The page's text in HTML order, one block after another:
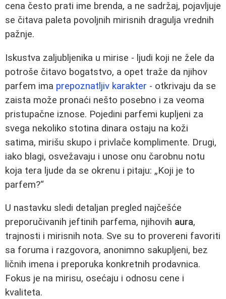
cena često prati ime brenda, a ne sadržaj, pojavljuje
se čitava paleta povoljnih mirisnih dragulja vrednih
pažnje.
Iskustva zaljubljenika u mirise - ljudi koji ne žele da
potroše čitavo bogatstvo, a opet traže da njihov
parfem ima prepoznatljiv karakter - otkrivaju da se
zaista može pronaći nešto posebno i za veoma
pristupačne iznose. Pojedini parfemi kupljeni za
svega nekoliko stotina dinara ostaju na koži
satima, mirišu skupo i privlače komplimente. Drugi,
iako blagi, osvežavaju i unose onu čarobnu notu
koja tera ljude da se okrenu i pitaju: „Koji je to
parfem?“
U nastavku sledi detaljan pregled najčešće
preporučivanih jeftinih parfema, njihovih aura,
trajnosti i mirisnih nota. Sve su to provereni favoriti
sa foruma i razgovora, anonimno sakupljeni, bez
ličnih imena i preporuka konkretnih prodavnica.
Fokus je na mirisu, osećaju i odnosu cene i
kvaliteta.